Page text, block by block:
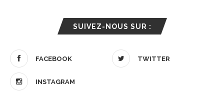
SUIVEZ-NOUS SUR :
FACEBOOK TWITTER
INSTAGRAM